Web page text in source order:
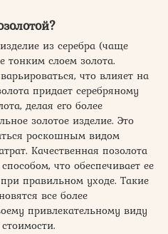
из серебра (чаще
тонким слоем золота.
что влияет на
придает серебряному
делая его более
золотое изделие. Это
роскошным видом
Качественная позолота
что обеспечивает ее
правильном уходе. Такие
все более
привлекательному виду